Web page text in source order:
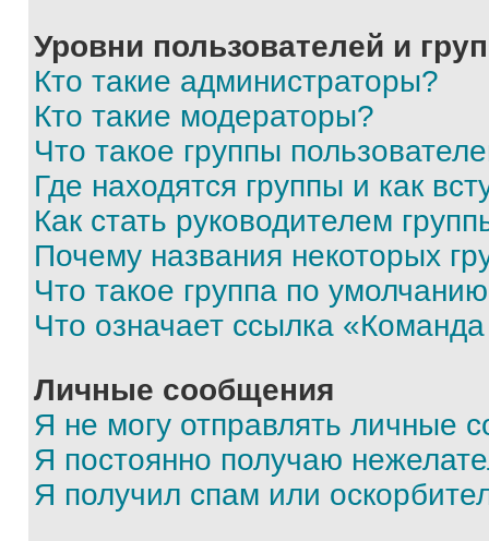
Уровни пользователей и
Кто такие администраторы?
Кто такие модераторы?
Что такое группы
Где находятся группы и как
Как стать руководителем
Почему названия некоторых
Что такое группа по
Что означает ссылка
Личные сообщения
Я не могу отправлять личные
Я постоянно получаю
Я получил спам или